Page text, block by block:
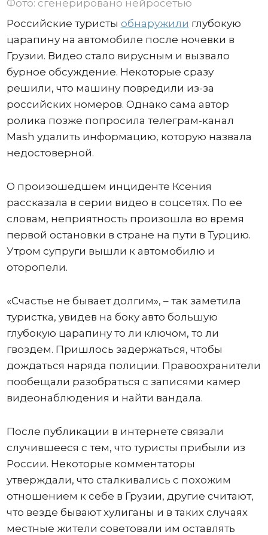
Фото: сгенерировано нейросетью
Российские туристы обнаружили глубокую
царапину на автомобиле после ночевки в
Грузии. Видео стало вирусным и вызвало
бурное обсуждение. Некоторые сразу
решили, что машину повредили из-за
российских номеров. Однако сама автор
ролика позже попросила телеграм-канал
Mash удалить информацию, которую назвала
недостоверной.
О произошедшем инциденте Ксения
рассказала в серии видео в соцсетях. По ее
словам, неприятность произошла во время
первой остановки в стране на пути в Турцию.
Утром супруги вышли к автомобилю и
оторопели.
«Счастье не бывает долгим», – так заметила
туристка, увидев на боку авто большую
глубокую царапину то ли ключом, то ли
гвоздем. Пришлось задержаться, чтобы
дождаться наряда полиции. Правоохранители
пообещали разобраться с записями камер
видеонаблюдения и найти вандала.
После публикации в интернете связали
случившееся с тем, что туристы прибыли из
России. Некоторые комментаторы
утверждали, что сталкивались с похожим
отношением к себе в Грузии, другие считают,
что везде бывают хулиганы и в таких случаях
местные жители советовали им оставлять